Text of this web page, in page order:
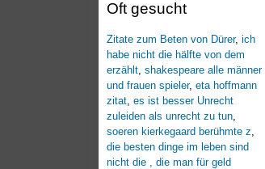
Oft gesucht
Zitate zum Beten von Dürer, ich
habe nicht die hälfte von dem
erzählt shakespeare alle männer
und frauen spieler, eta hoffmann
zitat es ist besser Unrecht
zuleiden als unrecht zu tun
soeren kierkegaard berühmte z
die besten dinge im leben sind
nicht die , die man für geld